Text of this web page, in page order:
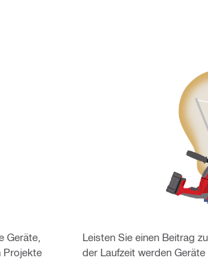
Geräte,
Projekte
Leisten Sie einen Beitrag
der Laufzeit werden